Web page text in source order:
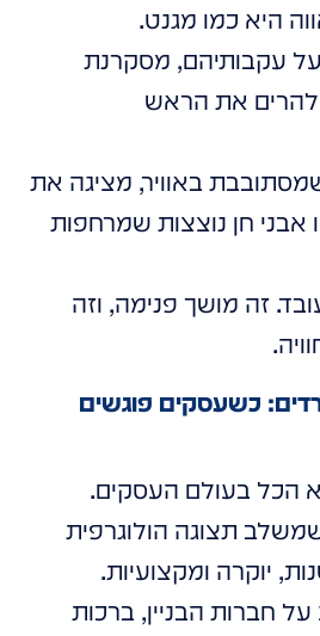
היא כמו מגנט.
עקבותיהם, מסקרנת
להרים את הראש
באוויר, מציגה את
אבני חן נוצצות שמרחפות
זה מושך פנימה, וזה
כשעסקים פוגשים
הכל בעולם העסקים.
שמשלב תצוגה הולוגרפית
יוקרה ומקצועיות.
על חברות הבניין, ברכות